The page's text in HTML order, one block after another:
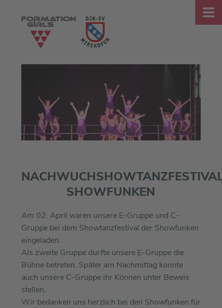
SHOWFUNKEN
Am 02. April waren unsere E-Gruppe und C-
Gruppe bei dem Showtanzfestival der Showfunken
eingeladen.
Als zweite Gruppe durfte unsere E-Gruppe die
Bühne betreten. Später am Nachmittag konnte
auch unsere C-Gruppe ihr Können unter Beweis
stellen.
Wir bedanken uns herzlich bei den Showfunken für